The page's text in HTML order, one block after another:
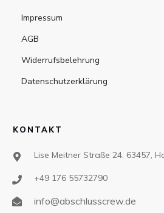
Impressum
AGB
Widerrufsbelehrung
Datenschutzerklärung
KONTAKT
Lise Meitner Straße 24, 63457,
+49 176 55732790
info@abschlusscrew.de